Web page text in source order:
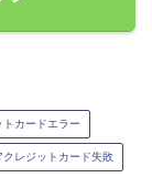
カードエラー
レジットカード失敗